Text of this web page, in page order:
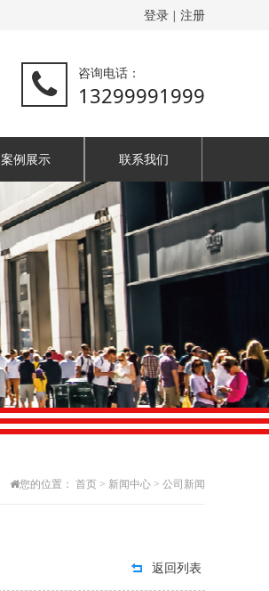
登录 | 注册
咨询电话：
13299991999
案例展示 联系我们
您的位置： 首页 > 新闻中心 > 公司新闻
返回列表